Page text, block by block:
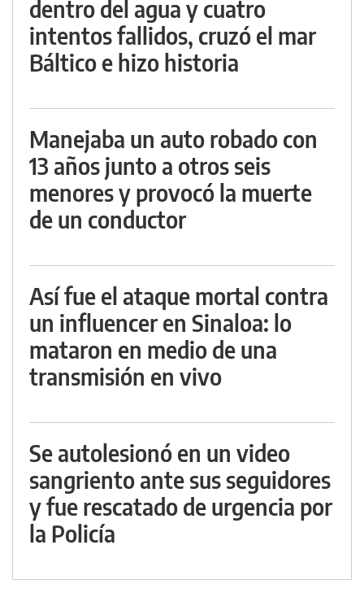
dentro del agua y cuatro
intentos fallidos, cruzó el mar
Báltico e hizo historia
Manejaba un auto robado con
13 años junto a otros seis
menores y provocó la muerte
de un conductor
Así fue el ataque mortal contra
un influencer en Sinaloa: lo
mataron en medio de una
transmisión en vivo
Se autolesionó en un video
sangriento ante sus seguidores
y fue rescatado de urgencia por
la Policía